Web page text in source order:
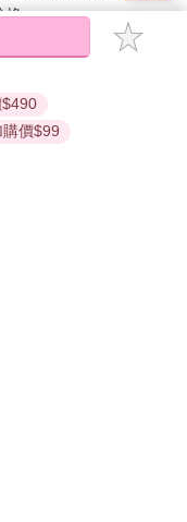
換。
書僅能以金石堂專屬
器或直接下載檔案。
消費者保護處公告之
價$99